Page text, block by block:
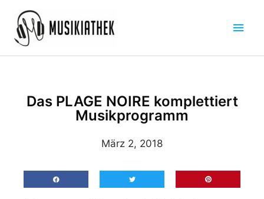
Inhalt
springen
Das PLAGE NOIRE komplettiert
Musikprogramm
März 2, 2018